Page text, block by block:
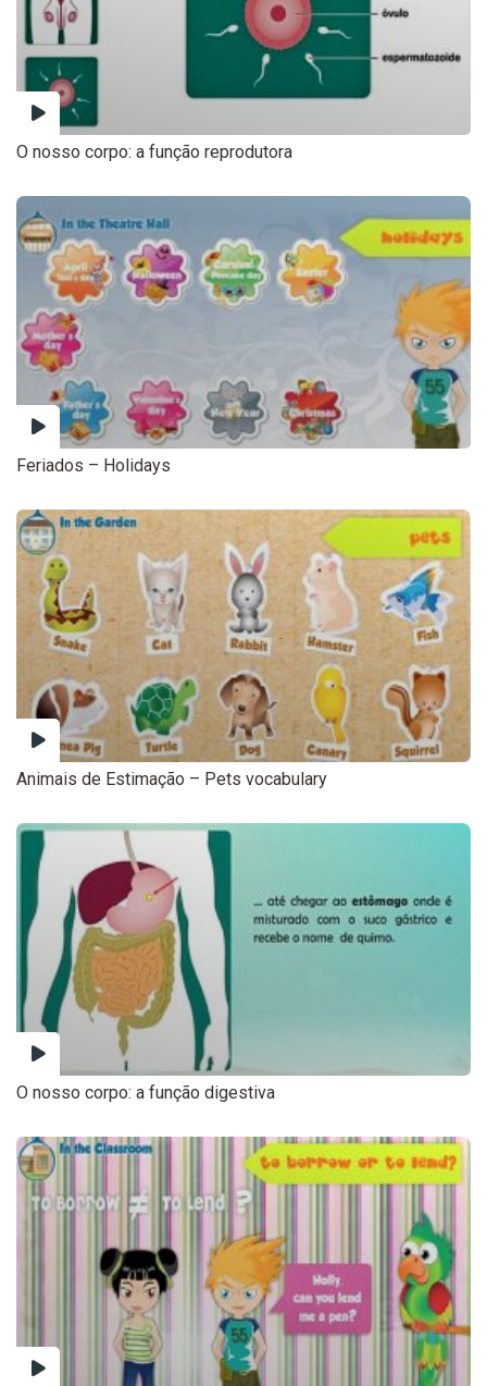
O nosso corpo: a função reprodutora
Feriados – Holidays
Animais de Estimação – Pets vocabulary
O nosso corpo: a função digestiva